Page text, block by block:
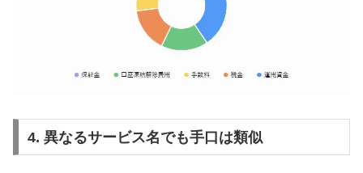
4. 異なるサービス名でも手口は類似